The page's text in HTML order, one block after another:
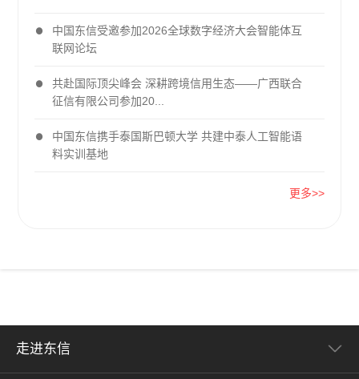
中国东信受邀参加2026全球数字经济大会智能体互
联网论坛
共赴国际顶尖峰会 深耕跨境信用生态——广西联合
征信有限公司参加20...
中国东信携手泰国斯巴顿大学 共建中泰人工智能语
料实训基地
更多>>
走进东信